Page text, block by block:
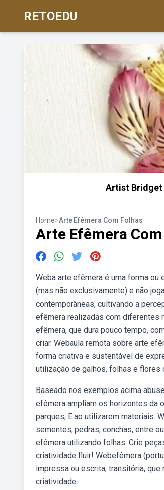
RETOEDU
Artist Bridget
Home>Arte Efêmera Com Folhas
Arte Efêmera
Weba arte efêmera é uma forma
(mas não exclusivamente) e não
contemporâneas, cultivando a
efêmera realizadas com diferentes
efêmera, que dura pouco tempo,
criar. Webaula remota sobre arte
forma criativa e sustentável de
utilização de galhos, folhas e flores
Baseado nos exemplos acima
efêmera ampliam os horizontes da
parques; E ao utilizarem materiais.
sementes, pedras, conchas, entre
efêmera utilizando folhas. Crie
criatividade fluir! Webefêmera
impressa ou escrita, transitória,
criatividade.